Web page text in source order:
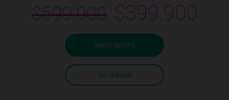
en 3.00
de 5
$599.900 $399.900
Select options
Ver detalles